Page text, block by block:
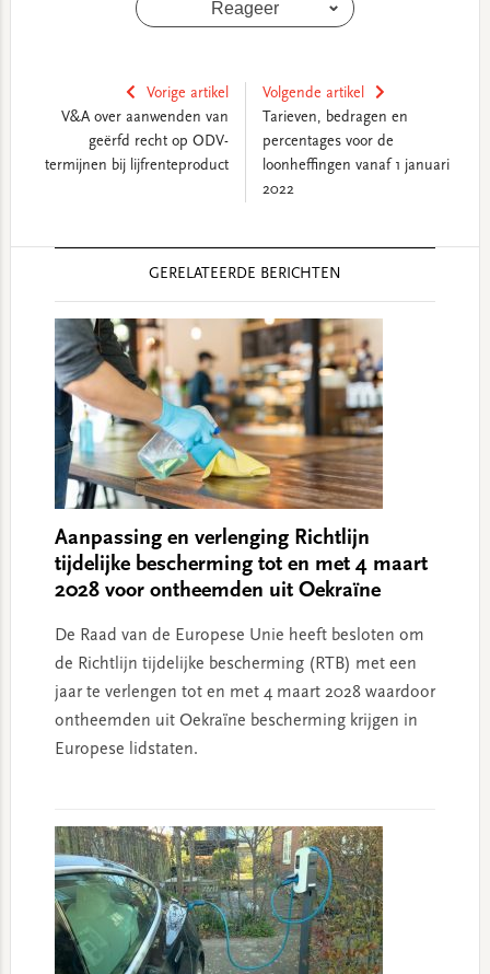
Reageer
Vorige artikel
V&A over aanwenden van
geërfd recht op ODV-
termijnen bij lijfrenteproduct
Volgende artikel
Tarieven, bedragen en
percentages voor de
loonheffingen vanaf 1 januari
2022
GERELATEERDE BERICHTEN
Aanpassing en verlenging Richtlijn
tijdelijke bescherming tot en met 4 maart
2028 voor ontheemden uit Oekraïne
De Raad van de Europese Unie heeft besloten om
de Richtlijn tijdelijke bescherming (RTB) met een
jaar te verlengen tot en met 4 maart 2028 waardoor
ontheemden uit Oekraïne bescherming krijgen in
Europese lidstaten.